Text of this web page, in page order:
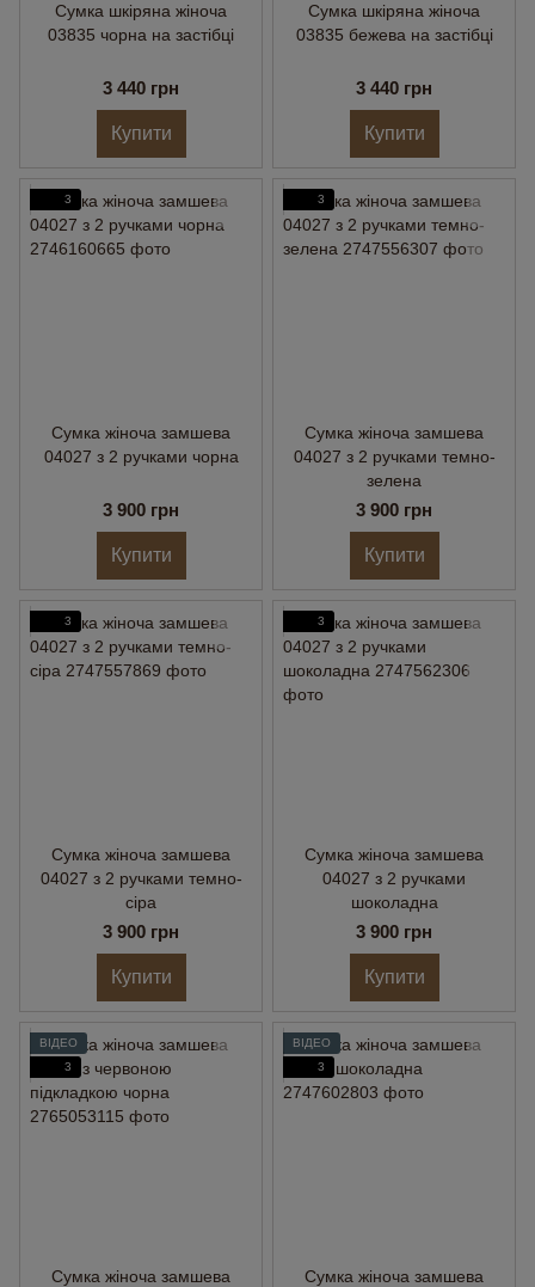
Сумка шкіряна жіноча
03835 чорна на застібці
3 440 грн
Купити
Сумка шкіряна жіноча
03835 бежева на застібці
3 440 грн
Купити
3
Сумка жіноча замшева
04027 з 2 ручками чорна
3 900 грн
Купити
3
Сумка жіноча замшева
04027 з 2 ручками темно-
зелена
3 900 грн
Купити
3
Сумка жіноча замшева
04027 з 2 ручками темно-
сіра
3 900 грн
Купити
3
Сумка жіноча замшева
04027 з 2 ручками
шоколадна
3 900 грн
Купити
ВІДЕО
3
Сумка жіноча замшева
ВІДЕО
3
Сумка жіноча замшева